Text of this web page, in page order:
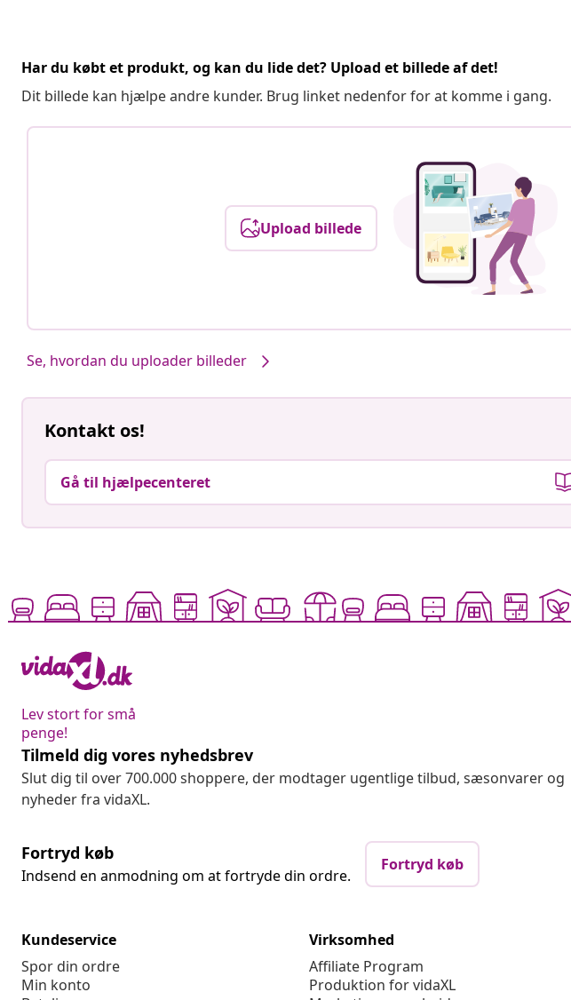
Har du købt et produkt, og kan du lide det? Upload et billede af det!
Dit billede kan hjælpe andre kunder. Brug linket nedenfor for at komme i gang.
Upload billede
Se, hvordan du uploader billeder
Kontakt os!
Gå til hjælpecenteret
Lev stort for små
penge!
Tilmeld dig vores nyhedsbrev
Slut dig til over 700.000 shoppere, der modtager ugentlige tilbud, sæsonvarer og
nyheder fra vidaXL.
Fortryd køb
Indsend en anmodning om at fortryde din ordre.
Fortryd køb
Kundeservice
Spor din ordre
Min konto
Virksomhed
Affiliate Program
Produktion for vidaXL